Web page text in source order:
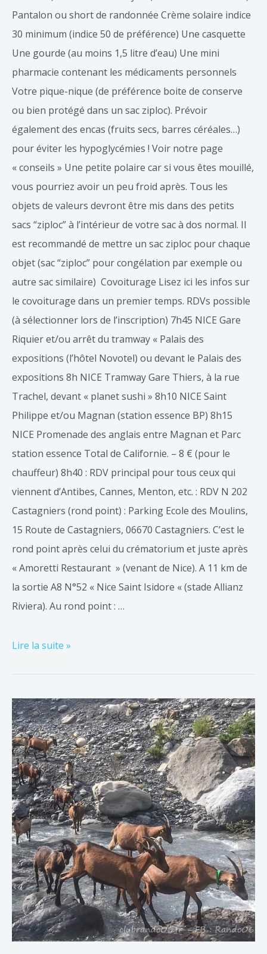
Pantalon ou short de randonnée Crème solaire indice
30 minimum (indice 50 de préférence) Une casquette
Une gourde (au moins 1,5 litre d’eau) Une mini
pharmacie contenant les médicaments personnels
Votre pique-nique (de préférence boite de conserve
ou bien protégé dans un sac ziploc). Prévoir
également des encas (fruits secs, barres céréales…)
pour éviter les hypoglycémies ! Voir notre page
« conseils » Une petite polaire car si vous êtes mouillé,
vous pourriez avoir un peu froid après. Tous les
objets de valeurs devront être mis dans des petits
sacs “ziploc” à l’intérieur de votre sac à dos normal. Il
est recommandé de mettre un sac ziploc pour chaque
objet (sac “ziploc” pour congélation par exemple ou
autre sac similaire) Covoiturage Lisez ici les infos sur
le covoiturage dans un premier temps. RDVs possible
(à sélectionner lors de l’inscription) 7h45 NICE Gare
Riquier et/ou arrêt du tramway « Palais des
expositions (l’hôtel Novotel) ou devant le Palais des
expositions 8h NICE Tramway Gare Thiers, à la rue
Trachel, devant « planet sushi » 8h10 NICE Saint
Philippe et/ou Magnan (station essence BP) 8h15
NICE Promenade des anglais entre Magnan et Parc
station essence Total de Californie. – 8 € (pour le
chauffeur) 8h40 : RDV principal pour tous ceux qui
viennent d’Antibes, Cannes, Menton, etc. : RDV N 202
Castagniers (rond point) : Parking Ecole des Moulins,
15 Route de Castagniers, 06670 Castagniers. C’est le
rond point après celui du crématorium et juste après
« Amoretti Restaurant » (venant de Nice). A 11 km de
la sortie A8 N°52 « Nice Saint Isidore « (stade Allianz
Riviera). Au rond point : …
Lire la suite »